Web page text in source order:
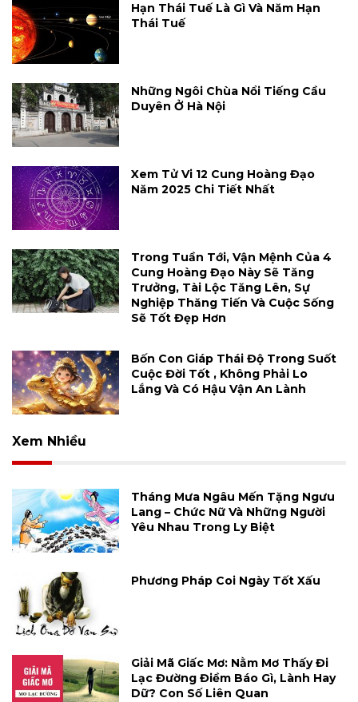
Hạn Thái Tuế Là Gì Và Năm Hạn
Thái Tuế
Những Ngôi Chùa Nổi Tiếng Cầu
Duyên Ở Hà Nội
Xem Tử Vi 12 Cung Hoàng Đạo
Năm 2025 Chi Tiết Nhất
Trong Tuần Tới, Vận Mệnh Của 4
Cung Hoàng Đạo Này Sẽ Tăng
Trưởng, Tài Lộc Tăng Lên, Sự
Nghiệp Thăng Tiến Và Cuộc Sống
Sẽ Tốt Đẹp Hơn
Bốn Con Giáp Thái Độ Trong Suốt
Cuộc Đời Tốt , Không Phải Lo
Lắng Và Có Hậu Vận An Lành
Xem Nhiều
Tháng Mưa Ngâu Mến Tặng Ngưu
Lang – Chức Nữ Và Những Người
Yêu Nhau Trong Ly Biệt
Phương Pháp Coi Ngày Tốt Xấu
Giải Mã Giấc Mơ: Nằm Mơ Thấy Đi
Lạc Đường Điềm Báo Gì, Lành Hay
Dữ? Con Số Liên Quan